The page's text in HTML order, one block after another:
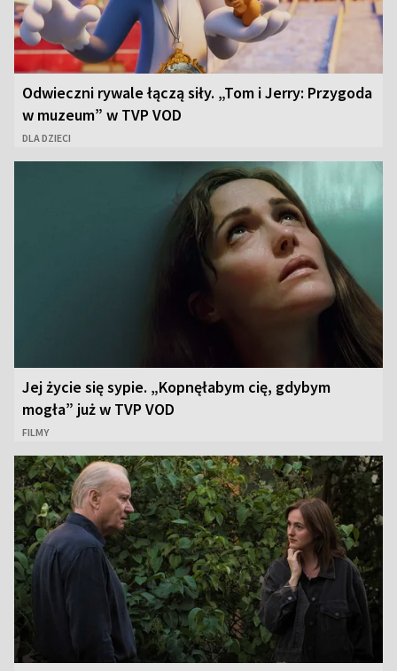
Odwieczni rywale łączą siły. „Tom i Jerry: Przygoda
w muzeum” w TVP VOD
DLA DZIECI
Jej życie się sypie. „Kopnęłabym cię, gdybym
mogła” już w TVP VOD
FILMY